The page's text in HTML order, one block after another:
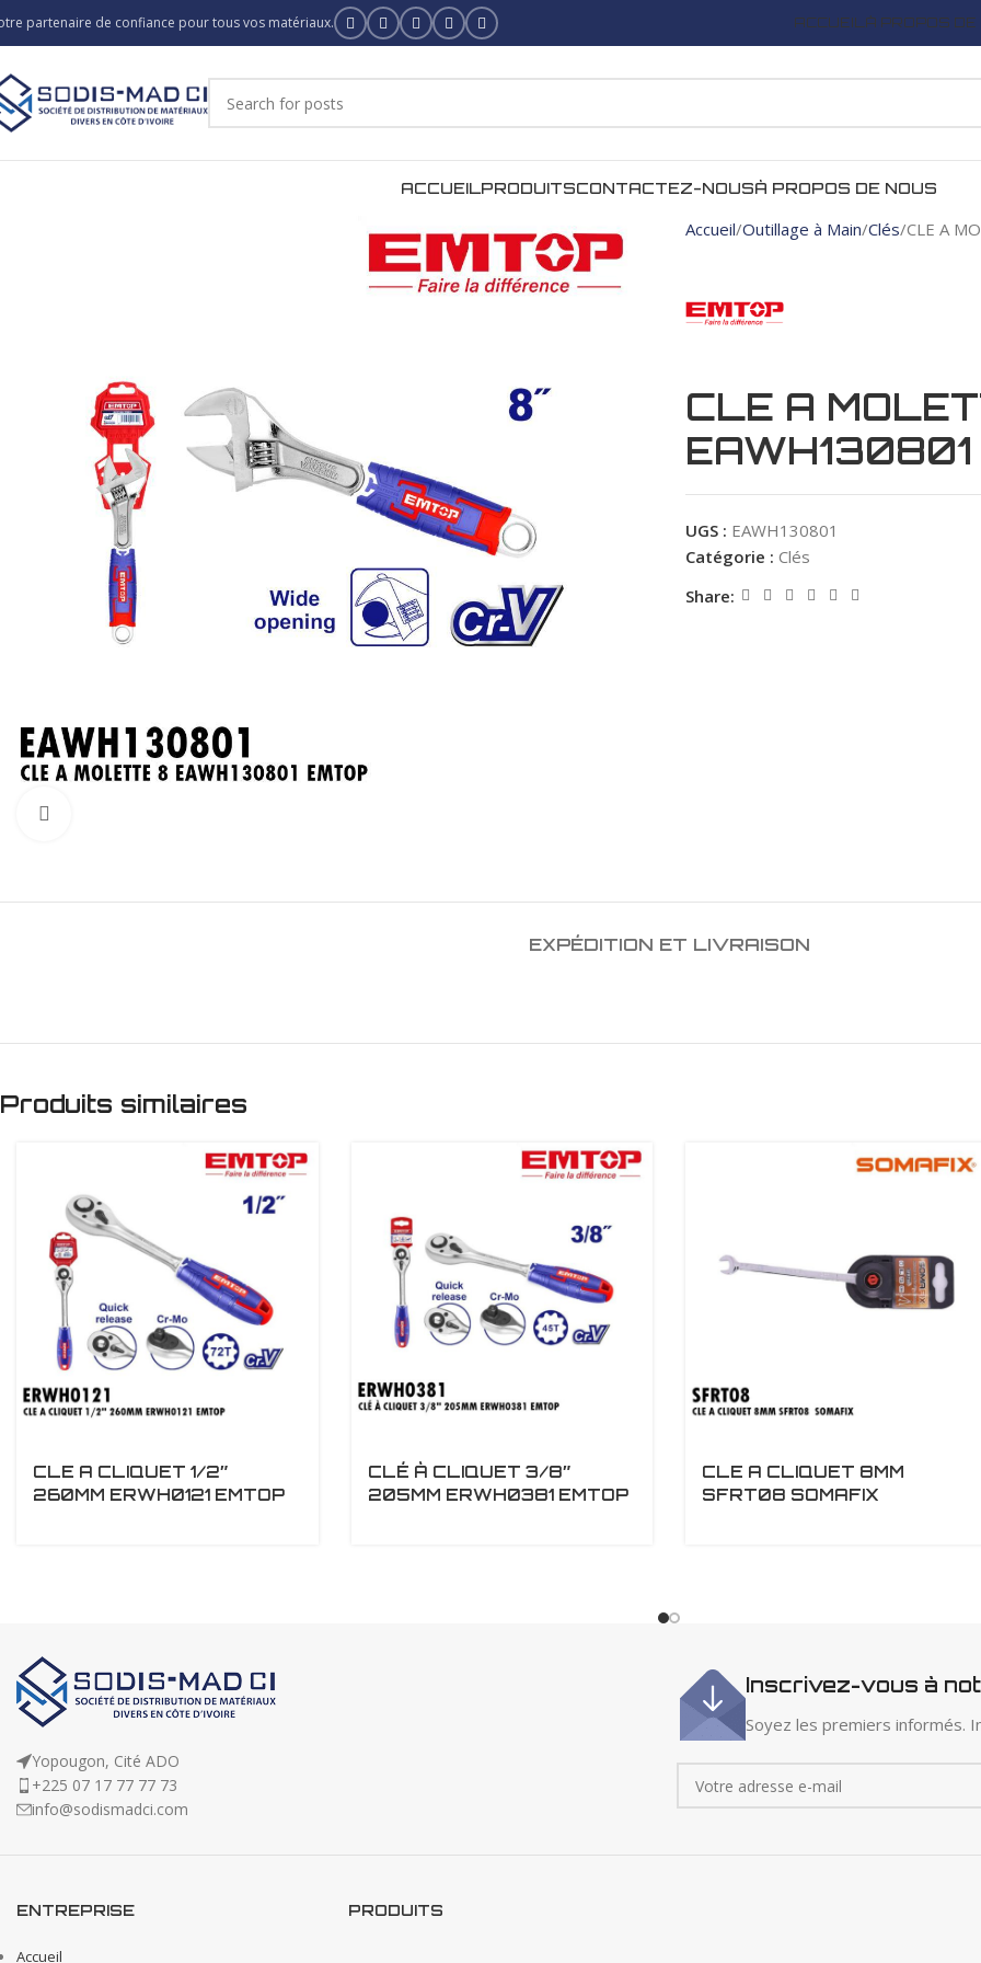
partenaire de confiance pour tous vos matériaux. ACCUEILÀ PROPOS DE
ACCUEILPRODUITSCONTACTEZ-NOUSÀ PROPOS DE NOUS
Accueil Outillage à Main Clés CLE A
CLE A
EAWH130801
UGS : EAWH130801
Catégorie : Clés
Share:
EXPÉDITION ET LIVRAISON
Produits similaires
CLE A CLIQUET 1/2″
260MM ERWH0121 EMTOP
CLÉ À CLIQUET 3/8″
205MM ERWH0381 EMTOP
CLE A CLIQUET 8MM
SFRT08 SOMAFIX
Yopougon, Cité ADO
+225 07 17 77 77 73
info@sodismadci.com
Inscrivez-vous à
Soyez les premiers informés.
ENTREPRISE
Accueil
PRODUITS